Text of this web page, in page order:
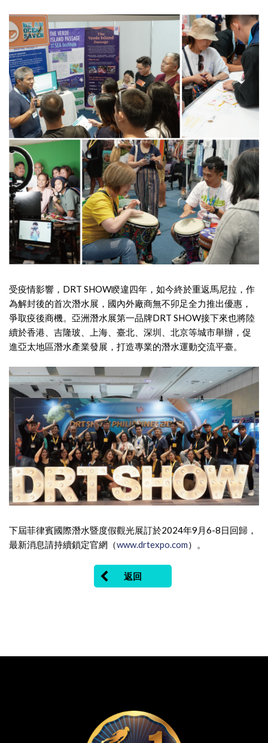
受疫情影響，DRT SHOW睽違四年，如今終於重返馬尼拉，作
為解封後的首次潛水展，國內外廠商無不卯足全力推出優惠，
爭取疫後商機。亞洲潛水展第一品牌DRT SHOW接下來也將陸
續於⾹港、吉隆玻、上海、臺北、深圳、北京等城市舉辦，促
進亞太地區潛水產業發展，打造專業的潛水運動交流平臺。
下屆菲律賓國際潛水暨度假觀光展訂於2024年9月6-8日回歸，
最新消息請持續鎖定官網（www.drtexpo.com）。
返回